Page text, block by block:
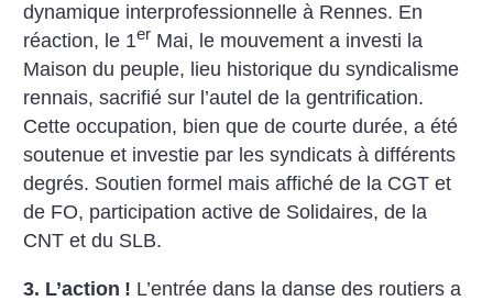
dynamique interprofessionnelle à Rennes. En
réaction, le 1er Mai, le mouvement a investi la
Maison du peuple, lieu historique du syndicalisme
rennais, sacrifié sur l’autel de la gentrification.
Cette occupation, bien que de courte durée, a été
soutenue et investie par les syndicats à différents
degrés. Soutien formel mais affiché de la CGT et
de FO, participation active de Solidaires, de la
CNT et du SLB.
3. L’action ! L’entrée dans la danse des routiers a